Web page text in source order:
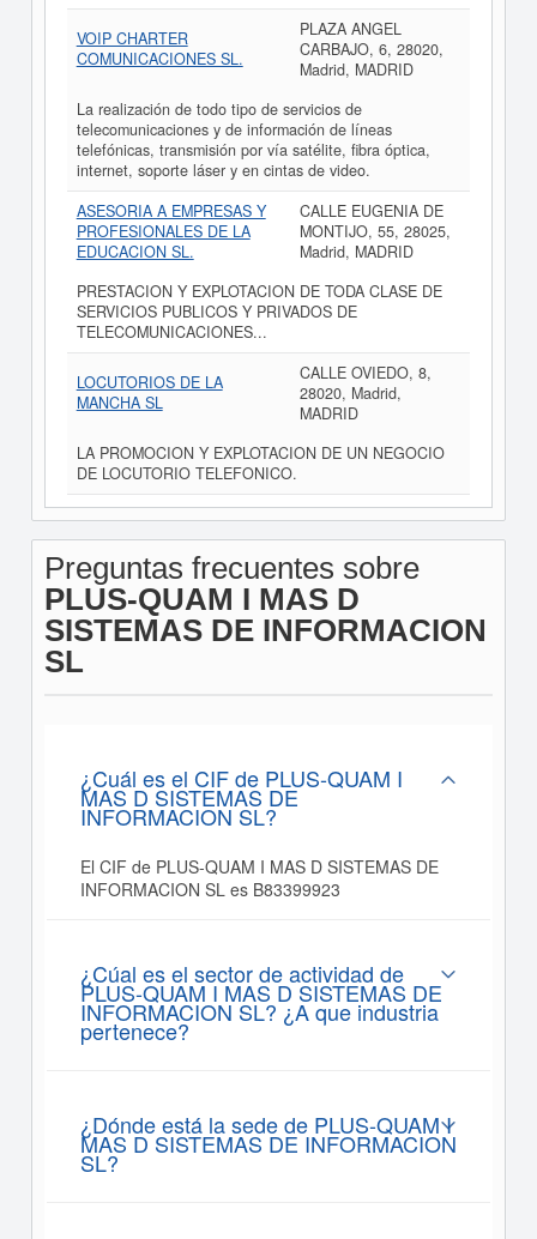
VOIP CHARTER
COMUNICACIONES SL.
PLAZA ANGEL
CARBAJO, 6, 28020,
Madrid, MADRID
La realización de todo tipo de servicios de
telecomunicaciones y de información de líneas
telefónicas, transmisión por vía satélite, fibra óptica,
internet, soporte láser y en cintas de video.
ASESORIA A EMPRESAS Y
PROFESIONALES DE LA
EDUCACION SL.
CALLE EUGENIA DE
MONTIJO, 55, 28025,
Madrid, MADRID
PRESTACION Y EXPLOTACION DE TODA CLASE DE
SERVICIOS PUBLICOS Y PRIVADOS DE
TELECOMUNICACIONES...
LOCUTORIOS DE LA
MANCHA SL
CALLE OVIEDO, 8,
28020, Madrid,
MADRID
LA PROMOCION Y EXPLOTACION DE UN NEGOCIO
DE LOCUTORIO TELEFONICO.
Preguntas frecuentes sobre
PLUS-QUAM I MAS D
SISTEMAS DE INFORMACION
SL
¿Cuál es el CIF de PLUS-QUAM I
MAS D SISTEMAS DE
INFORMACION SL?
El CIF de PLUS-QUAM I MAS D SISTEMAS DE
INFORMACION SL es B83399923
¿Cúal es el sector de actividad de
PLUS-QUAM I MAS D SISTEMAS DE
INFORMACION SL? ¿A que industria
pertenece?
¿Dónde está la sede de PLUS-QUAM I
MAS D SISTEMAS DE INFORMACION
SL?